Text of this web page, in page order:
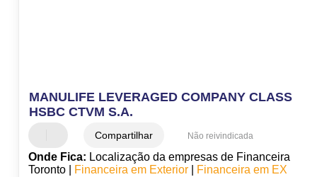
MANULIFE LEVERAGED COMPANY CLASS
HSBC CTVM S.A.
Compartilhar Não reivindicada
Onde Fica: Localização da empresas de Financeira
Toronto |
Financeira em Exterior|
Financeira em EX